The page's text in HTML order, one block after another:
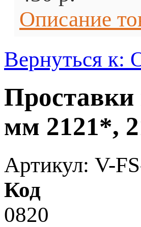
Описание
Вернуться к:
Проставки
мм 2121*,
Артикул: V-
Код
0820